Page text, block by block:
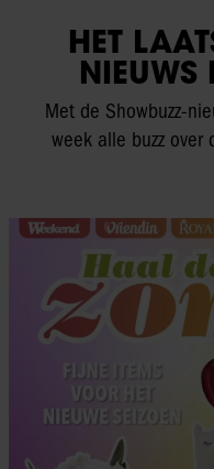
HET
Met de Showbuzz-
week alle buzz over